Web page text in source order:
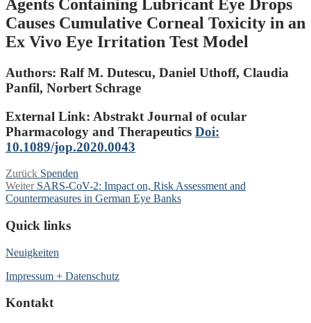
Agents Containing Lubricant Eye Drops
Causes Cumulative Corneal Toxicity in an
Ex Vivo Eye Irritation Test Model
Authors: Ralf M. Dutescu, Daniel Uthoff, Claudia
Panfil, Norbert Schrage
External Link: Abstrakt Journal of ocular
Pharmacology and Therapeutics Doi:
10.1089/jop.2020.0043
Beitragsnavigation
Zurück Vorheriger
Beitrag:
Spenden
Weiter Nächster
Beitrag:
SARS-CoV-2: Impact on, Risk Assessment and
Countermeasures in German Eye Banks
Quick links
Neuigkeiten
Impressum + Datenschutz
Kontakt